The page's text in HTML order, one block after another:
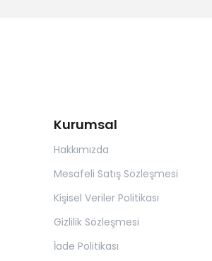
Kurumsal
Hakkımızda
Mesafeli Satış Sözleşmesi
Kişisel Veriler Politikası
Gizlilik Sözleşmesi
İade Politikası